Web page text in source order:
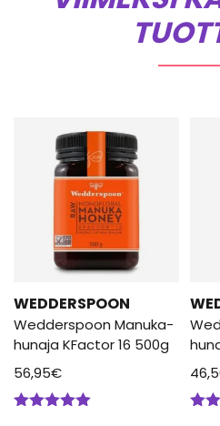
WEDDERSPOON
Wedderspoon Manuka-
hunaja KFactor 16 500g
56,95€